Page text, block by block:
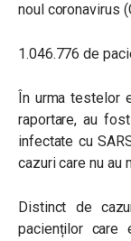
noul coronavirus
1.046.776 de
În urma testelor
raportare, au
infectate cu
cazuri care nu au
Distinct de
pacienților care